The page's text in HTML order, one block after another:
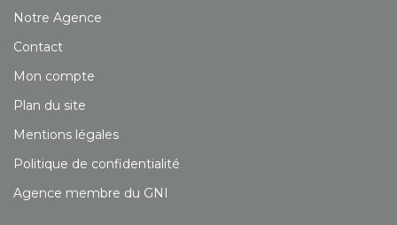
Notre Agence
Contact
Mon compte
Plan du site
Mentions légales
Politique de confidentialité
Agence membre du GNI